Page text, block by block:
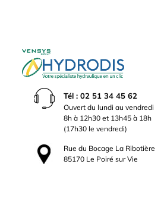
Tél : 02 51 34 45 62
Ouvert du lundi au vendredi
8h à 12h30 et 13h45 à 18h
(17h30 le vendredi)
Rue du Bocage La Ribotière
85170 Le Poiré sur Vie